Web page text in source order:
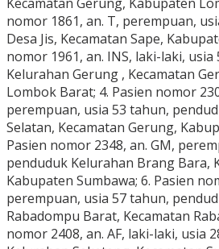
nomor 1861, an. T, perempuan,
Desa Jis, Kecamatan Sape,
nomor 1961, an. INS, laki-laki,
Kelurahan Gerung , Kecamatan
Lombok Barat; 4. Pasien nomor
perempuan, usia 53 tahun,
Selatan, Kecamatan Gerung,
Pasien nomor 2348, an. GM,
penduduk Kelurahan Brang Bara,
Kabupaten Sumbawa; 6. Pasien
perempuan, usia 57 tahun,
Rabadompu Barat, Kecamatan
nomor 2408, an. AF, laki-laki, usia